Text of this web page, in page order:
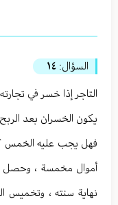
السؤال: ١٤
التاجر إذا خسر في
يكون الخسران بعد
فهل يجب عليه الخمس ؟
أموال مخمسة ، وحصل
نهاية سنته ، وتخميس